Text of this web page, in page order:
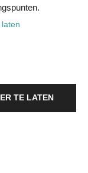
TE LATEN